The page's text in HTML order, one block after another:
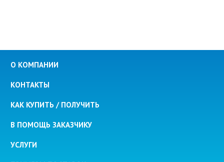
О КОМПАНИИ
КОНТАКТЫ
КАК КУПИТЬ / ПОЛУЧИТЬ
В ПОМОЩЬ ЗАКАЗЧИКУ
УСЛУГИ